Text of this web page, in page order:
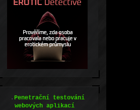
.Penetrační testování
webových aplikací